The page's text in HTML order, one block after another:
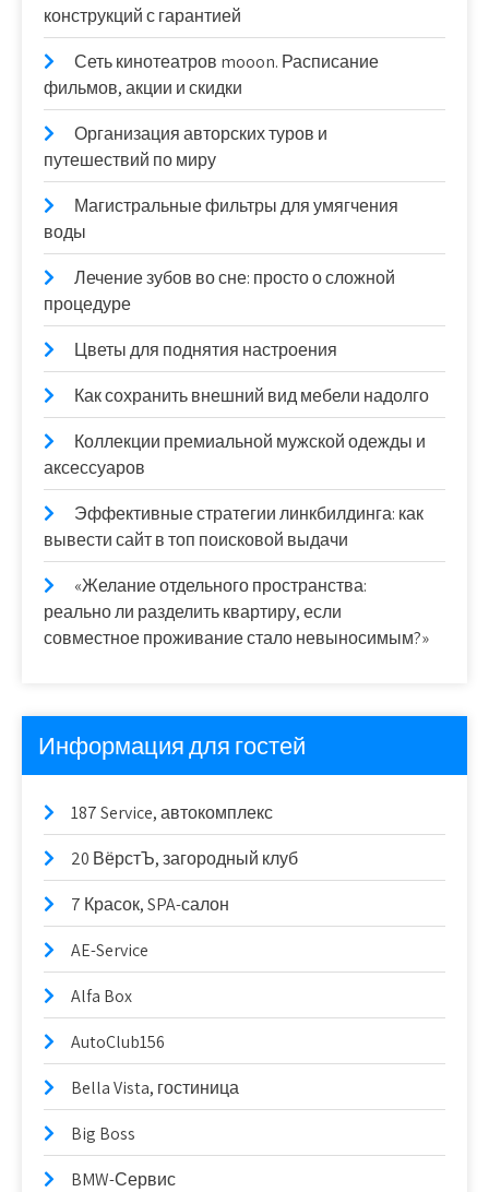
конструкций с гарантией
Сеть кинотеатров mooon. Расписание
фильмов, акции и скидки
Организация авторских туров и
путешествий по миру
Магистральные фильтры для умягчения
воды
Лечение зубов во сне: просто о сложной
процедуре
Цветы для поднятия настроения
Как сохранить внешний вид мебели надолго
Коллекции премиальной мужской одежды и
аксессуаров
Эффективные стратегии линкбилдинга: как
вывести сайт в топ поисковой выдачи
«Желание отдельного пространства:
реально ли разделить квартиру, если
совместное проживание стало невыносимым?»
Информация для гостей
187 Service, автокомплекс
20 ВёрстЪ, загородный клуб
7 Красок, SPA-салон
AE-Service
Alfa Box
AutoClub156
Bella Vista, гостиница
Big Boss
BMW-Сервис